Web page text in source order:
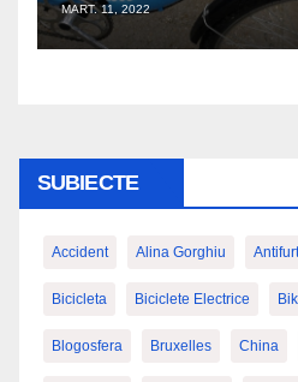
MART. 11, 2022
SUBIECTE
Accident Alina Gorghiu Antifurt
Bicicleta Biciclete Electrice
Blogosfera Bruxelles China